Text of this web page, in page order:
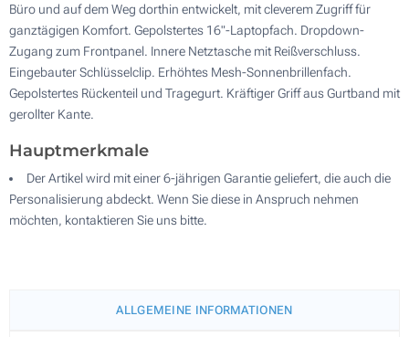
Büro und auf dem Weg dorthin entwickelt, mit cleverem Zugriff für
ganztägigen Komfort. Gepolstertes 16"-Laptopfach. Dropdown-
Zugang zum Frontpanel. Innere Netztasche mit Reißverschluss.
Eingebauter Schlüsselclip. Erhöhtes Mesh-Sonnenbrillenfach.
Gepolstertes Rückenteil und Tragegurt. Kräftiger Griff aus Gurtband mit
gerollter Kante.
Hauptmerkmale
Der Artikel wird mit einer 6-jährigen Garantie geliefert, die auch die
Personalisierung abdeckt. Wenn Sie diese in Anspruch nehmen
möchten, kontaktieren Sie uns bitte.
ALLGEMEINE INFORMATIONEN